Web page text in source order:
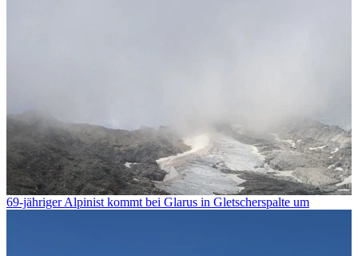
69-jähriger Alpinist kommt bei Glarus in Gletscherspalte um